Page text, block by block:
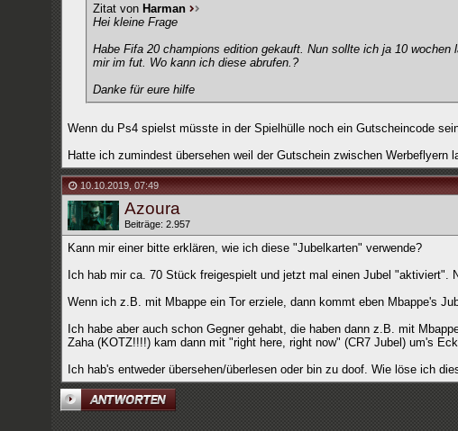
Zitat von Harman
Hei kleine Frage
Habe Fifa 20 champions edition gekauft. Nun sollte ich ja 10
mir im fut. Wo kann ich diese abrufen.?
Danke für eure hilfe
Wenn du Ps4 spielst müsste in der Spielhülle noch ein Gutscheincode
Hatte ich zumindest übersehen weil der Gutschein zwischen Werbeflyern
10.10.2019,07:49
Azoura
Beiträge: 2.957
Kann mir einer bitte erklären, wie ich diese "Jubelkarten" verwende?
Ich hab mir ca. 70 Stück freigespielt und jetzt mal einen Jubel "aktiviert".
Wenn ich z.B. mit Mbappe ein Tor erziele, dann kommt eben Mbappe's
Ich habe aber auch schon Gegner gehabt, die haben dann z.B. mit
Zaha (KOTZ!!!!) kam dann mit "right here, right now" (CR7 Jubel) um's
Ich hab's entweder übersehen/überlesen oder bin zu doof. Wie löse ich